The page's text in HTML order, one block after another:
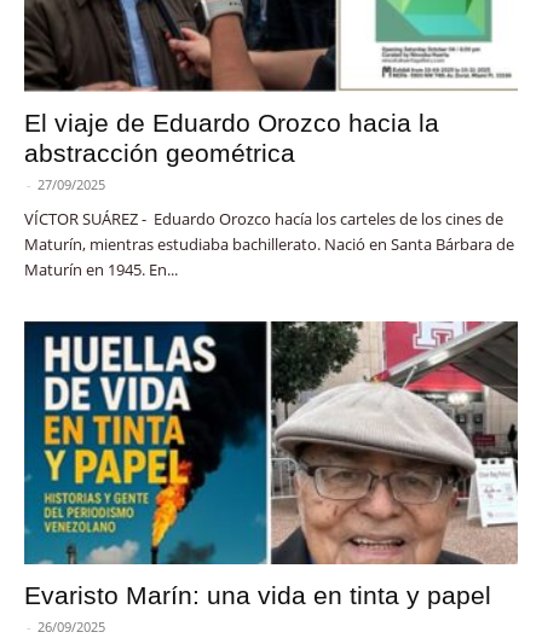
El viaje de Eduardo Orozco hacia la
abstracción geométrica
- 27/09/2025
VÍCTOR SUÁREZ - Eduardo Orozco hacía los carteles de los cines de
Maturín, mientras estudiaba bachillerato. Nació en Santa Bárbara de
Maturín en 1945. En...
Evaristo Marín: una vida en tinta y papel
- 26/09/2025